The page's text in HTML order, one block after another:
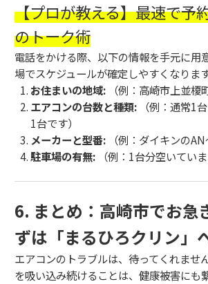
【プロが教える】最速で予
のトーク術
電話をかける際、以下の情報を手元に用
場でスケジュールが確定しやすくなります
お住まいの地域: （例：高崎市上並榎
エアコンの台数と種類: （例：通常1
1台です）
メーカーと型番: （例：ダイキンのAN
駐車場の有無: （例：1台分空いていま
6. まとめ：高崎市でお急
ずは「まるひろクリン」
エアコンのトラブルは、待ってくれませ
を吸い込み続けることは、健康被害にも